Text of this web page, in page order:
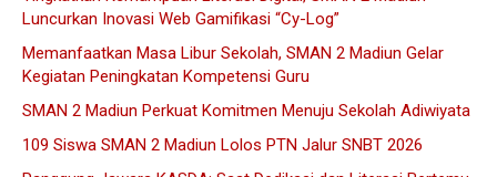
Luncurkan Inovasi Web Gamifikasi “Cy-Log”
Memanfaatkan Masa Libur Sekolah, SMAN 2 Madiun Gelar
Kegiatan Peningkatan Kompetensi Guru
SMAN 2 Madiun Perkuat Komitmen Menuju Sekolah Adiwiyata
109 Siswa SMAN 2 Madiun Lolos PTN Jalur SNBT 2026